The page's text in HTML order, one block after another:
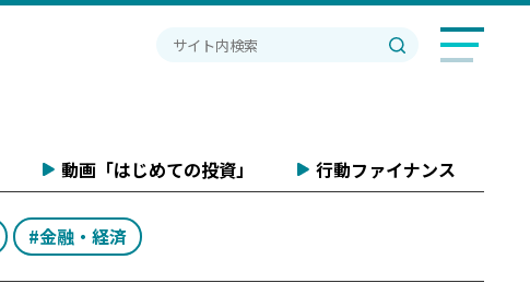
動画「はじめての投資」 行動ファイナンス
#金融・経済